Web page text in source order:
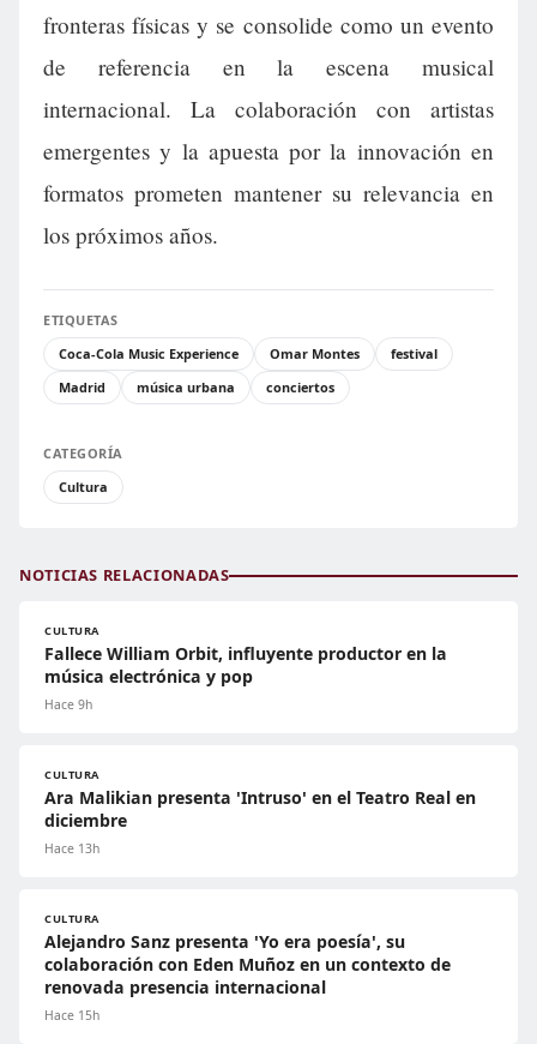
fronteras físicas y se consolide como un evento
de referencia en la escena musical
internacional. La colaboración con artistas
emergentes y la apuesta por la innovación en
formatos prometen mantener su relevancia en
los próximos años.
ETIQUETAS
Coca-Cola Music Experience
Omar Montes
festival
Madrid
música urbana conciertos
CATEGORÍA
Cultura
NOTICIAS RELACIONADAS
CULTURA
Fallece William Orbit, influyente productor en la
música electrónica y pop
Hace 9h
CULTURA
Ara Malikian presenta 'Intruso' en el Teatro Real en
diciembre
Hace 13h
CULTURA
Alejandro Sanz presenta 'Yo era poesía', su
colaboración con Eden Muñoz en un contexto de
renovada presencia internacional
Hace 15h